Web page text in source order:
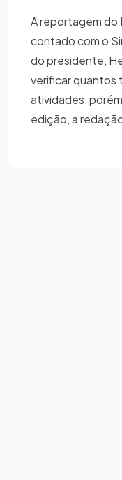
A reportagem do
contado com o
do presidente,
verificar quantos
atividades,
edição, a